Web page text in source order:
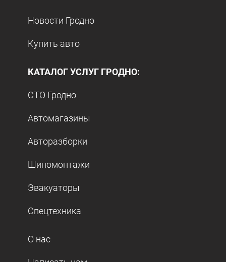
Новости Гродно
Купить авто
КАТАЛОГ УСЛУГ ГРОДНО:
СТО Гродно
Автомагазины
Авторазборки
Шиномонтажи
Эвакуаторы
Спецтехника
О нас